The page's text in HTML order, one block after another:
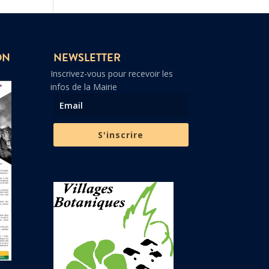
NEWSLETTER
Inscrivez-vous pour recevoir les
infos de la Mairie
S'inscrire